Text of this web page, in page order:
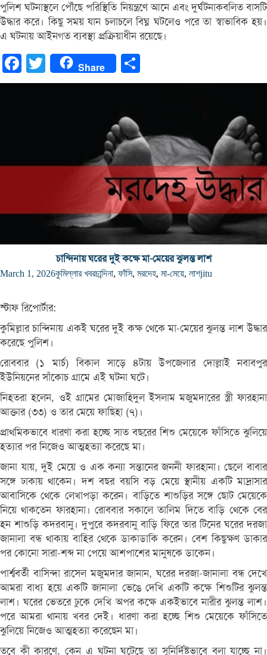
পুলিশ ঘটনাস্থলে পৌঁছে পরিস্থিতি নিয়ন্ত্রণে আনে এবং দুর্ঘটনাকবলিত বাসটি
উদ্ধার করে। কিছু সময় যান চলাচলে বিঘ্ন ঘটলেও পরে তা স্বাভাবিক হয়।
এ ঘটনায় আইনগত ব্যবস্থা প্রক্রিয়াধীন রয়েছে।
FacebookTwitter Share
চান্দিনায় ঘরের দুই কক্ষে মা-মেয়ের ঝুলন্ত লাশ
March 1, 2026কুমিল্লার খবরচান্দিনা, ফাঁসি, মরদেহ, মা-মেয়ে, লাশjitu
স্টাফ রিপোর্টার:
কুমিল্লার চান্দিনায় একই ঘরের দুই কক্ষ থেকে মা-মেয়ের ঝুলন্ত লাশ উদ্ধার
করেছে পুলিশ।
রোববার (১ মার্চ) বিকাল সাড়ে ৪টায় উপজেলার দোল্লাই নবাবপুর
ইউনিয়নের সাঁকোচ গ্রামে এই ঘটনা ঘটে।
নিহতরা হলেন, ওই গ্রামের মোজাহিদুল ইসলাম মজুমদারের স্ত্রী ফারহানা
আক্তার (৩৩) ও তার মেয়ে ফাছিহা (৭)।
প্রাথমিকভাবে ধারণা করা হচ্ছে সাত বছরের শিশু মেয়েকে ফাঁসিতে ঝুলিয়ে
হত্যার পর নিজেও আত্মহত্যা করেছে মা।
জানা যায়, দুই মেয়ে ও এক কন্যা সন্তানের জননী ফারহানা। ছেলে বাবার
সঙ্গে ঢাকায় থাকেন। দশ বছর বয়সি বড় মেয়ে স্থানীয় একটি মাদ্রাসার
আবাসিকে থেকে লেখাপড়া করেন। বাড়িতে শাশুড়ির সঙ্গে ছোট মেয়েকে
নিয়ে থাকতেন ফারহানা। রোববার সকালে তালিম দিতে বাড়ি থেকে বের
হন শাশুড়ি কদরবানু। দুপুরে কদরবানু বাড়ি ফিরে তার টিনের ঘরের দরজা
জানালা বন্ধ থাকায় বাহির থেকে ডাকাডাকি করেন। বেশ কিছুক্ষণ ডাকার
পর কোনো সারা-শব্দ না পেয়ে আশপাশের মানুষকে ডাকেন।
পার্শ্ববর্তী বাসিন্দা রাসেল মজুমদার জানান, ঘরের দরজা-জানালা বন্ধ দেখে
আমরা বাধ্য হয়ে একটি জানালা ভেঙে দেখি একটি কক্ষে শিশুটির ঝুলন্ত
লাশ। ঘরের ভেতরে ঢুকে দেখি অপর কক্ষে একইভাবে নারীর ঝুলন্ত লাশ।
পরে আমরা থানায় খবর দেই। ধারণা করা হচ্ছে শিশু মেয়েকে ফাঁসিতে
ঝুলিয়ে নিজেও আত্মহত্যা করেছেন মা।
তবে কী কারণে, কেন এ ঘটনা ঘটেছে তা সুনির্দিষ্টভাবে বলা যাচ্ছে না।